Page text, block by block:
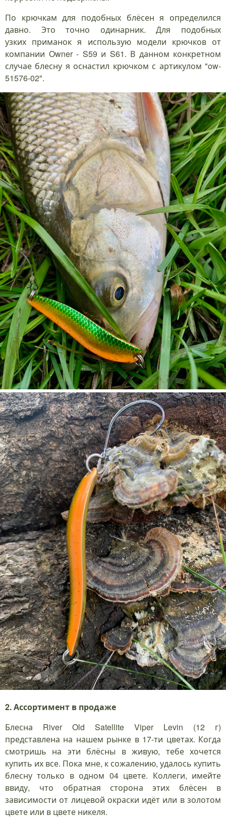
По крючкам для подобных блёсен я определился
давно. Это точно одинарник. Для подобных
узких приманок я использую модели крючков от
компании Owner - S59 и S61. В данном конкретном
случае блесну я оснастил крючком с артикулом "ow-
51576-02".
2. Ассортимент в продаже
Блесна River Old Satellite Viper Levin (12 г)
представлена на нашем рынке в 17-ти цветах. Когда
смотришь на эти блёсны в живую, тебе хочется
купить их все. Пока мне, к сожалению, удалось купить
блесну только в одном 04 цвете. Коллеги, имейте
ввиду, что обратная сторона этих блёсен в
зависимости от лицевой окраски идёт или в золотом
цвете или в цвете никеля.